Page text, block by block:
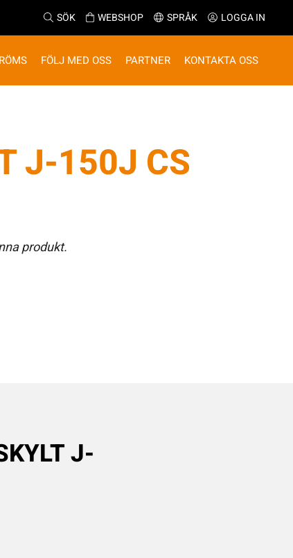
SÖK WEBSHOP SPRÅK LOGGA IN
FÖLJ MED OSS PARTNER KONTAKTA OSS
J-150J CS
produkt.
J-